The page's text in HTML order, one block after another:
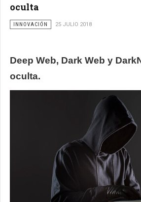
oculta
INNOVACIÓN 25 JULIO 2018
Deep Web, Dark Web y
oculta.